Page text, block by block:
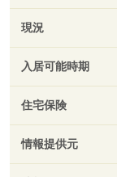
現況
入居可能時期
住宅保険
情報提供元